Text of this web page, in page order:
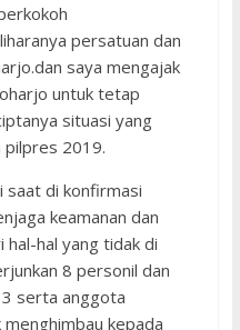
persatuan dan
saya mengajak
untuk tetap
situasi yang
pilpres 2019.
saat di konfirmasi
keamanan dan
hal-hal yang tidak di
8 personil dan
serta anggota
kepada